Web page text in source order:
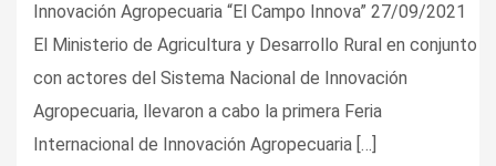
Innovación Agropecuaria “El Campo Innova” 27/09/2021
El Ministerio de Agricultura y Desarrollo Rural en conjunto
con actores del Sistema Nacional de Innovación
Agropecuaria, llevaron a cabo la primera Feria
Internacional de Innovación Agropecuaria […]